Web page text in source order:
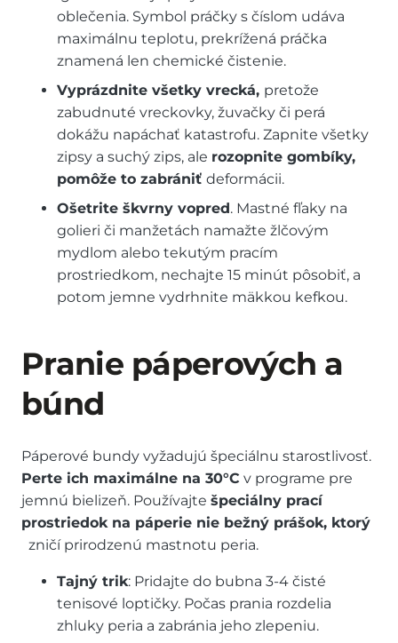
oblečenia. Symbol práčky s číslom udáva
maximálnu teplotu, prekrížená práčka
znamená len chemické čistenie.
Vyprázdnite všetky vrecká, pretože
zabudnuté vreckovky, žuvačky či perá
dokážu napáchať katastrofu. Zapnite všetky
zipsy a suchý zips, ale rozopnite gombíky,
pomôže to zabrániť deformácii.
Ošetrite škvrny vopred. Mastné fľaky na
golieri či manžetách namažte žlčovým
mydlom alebo tekutým pracím
prostriedkom, nechajte 15 minút pôsobiť, a
potom jemne vydrhnite mäkkou kefkou.
Pranie páperových a
búnd
Páperové bundy vyžadujú špeciálnu starostlivosť.
Perte ich maximálne na 30°C v programe pre
jemnú bielizeň. Používajte špeciálny prací
prostriedok na páperie nie bežný prášok, ktorý
zničí prirodzenú mastnotu peria.
Tajný trik: Pridajte do bubna 3-4 čisté
tenisové loptičky. Počas prania rozdelia
zhluky peria a zabránia jeho zlepeniu.